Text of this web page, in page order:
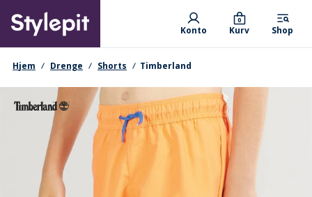
main
content
Primary departments
Konto Kurv
0
Shop
navigationssti
Hjem Drenge Shorts Timberland